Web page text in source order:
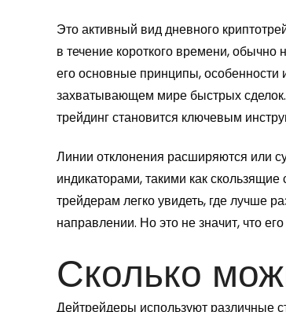
Это активный вид дневного
в течение короткого времени,
его основные принципы, особенности
захватывающем мире быстрых сделок.
трейдинг становится ключевым
Линии отклонения расширяются или
индикаторами, такими как
трейдерам легко увидеть, где лучше
направлении. Но это не значит, что
Сколько
Дейтрейдеры используют различные